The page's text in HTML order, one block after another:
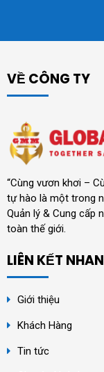
VỀ CÔNG TY
“Cùng vươn khơi –
tự hào là một trong
Quản lý & Cung cấp
toàn thế giới.
LIÊN KẾT
Giới thiệu
Khách Hàng
Tin tức